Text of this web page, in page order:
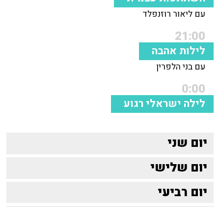
עם ליאור רוזנפלד
21:00
לילות אהבה
עם בני הלפרין
0:00
לילה ישראלי רגוע
יום שני
יום שלישי
יום רביעי